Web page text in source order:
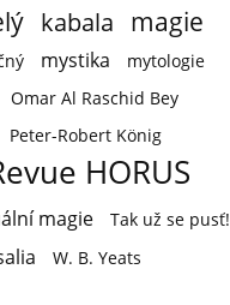
kabala magie
mystika
mytologie
Omar Al Raschid Bey
Peter-Robert König
HORUS
magie
Tak už se pusť!
W. B. Yeats